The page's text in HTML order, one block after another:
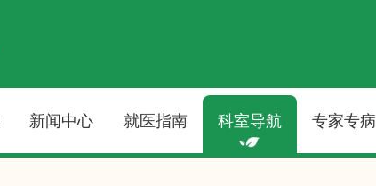
新闻中心 就医指南 科室导航 专家专病